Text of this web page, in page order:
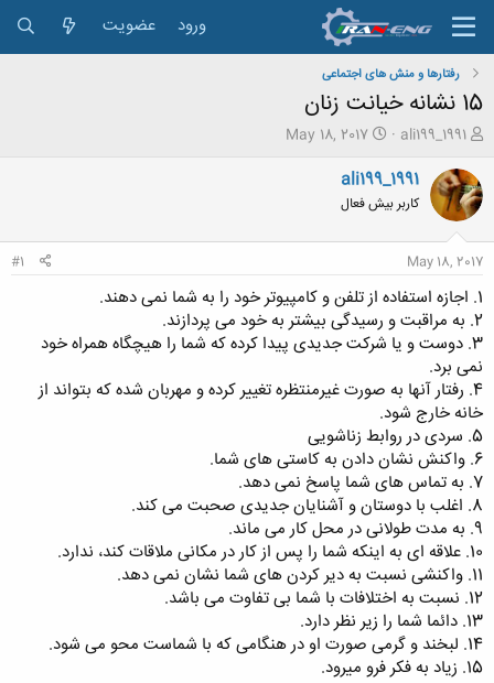
ورود عضویت
رفتارها و منش های اجتماعی
15 نشانه خیانت زنان
ش
و
ع
ک
ه
م
و
ض
و
ع
ali199_1991
ت
ر
خ
ع
May 18, 2017
ali199_1991
کاربر بیش فعال
May 18, 2017
#1
1. اجازه استفاده از تلفن و کامپیوتر خود را به شما نمی دهند.
2. به مراقبت و رسیدگی بیشتر به خود می پردازند.
3. دوست و یا شرکت جدیدی پیدا کرده که شما را هیچگاه همراه خود
نمی برد.
4. رفتار آنها به صورت غیرمنتظره تغییر کرده و مهربان شده که بتواند از
خانه خارج شود.
5. سردی در روابط زناشویی
6. واکنش نشان دادن به کاستی های شما.
7. به تماس های شما پاسخ نمی دهد.
8. اغلب با دوستان و آشنایان جدیدی صحبت می کند.
9. به مدت طولانی در محل کار می ماند.
10. علاقه ای به اینکه شما را پس از کار در مکانی ملاقات کند، ندارد.
11. واکنشی نسبت به دیر کردن های شما نشان نمی دهد.
12. نسبت به اختلافات با شما بی تفاوت می باشد.
13. دائما شما را زیر نظر دارد.
14. لبخند و گرمی صورت او در هنگامی که با شماست محو می شود.
15. زیاد به فکر فرو میرود.